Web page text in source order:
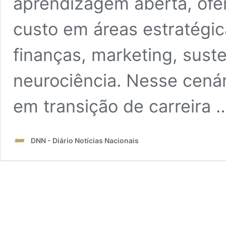
custo em áreas
finanças, marketing,
neurociência. Nesse
em transição de carreira
DNN - Diário Notícias Nacionais